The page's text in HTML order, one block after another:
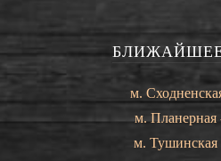
м.
м. Планерная
м. Тушинская